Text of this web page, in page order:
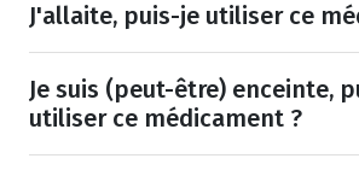
J'allaite, puis-je utiliser ce
Je suis (peut-être) enceinte,
utiliser ce médicament ?